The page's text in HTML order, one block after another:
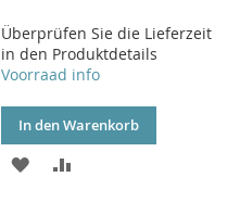
Überprüfen Sie die Lieferzeit
in den Produktdetails
Voorraad info
In den Warenkorb
ZUR